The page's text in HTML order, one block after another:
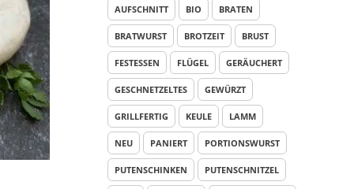
AUFSCHNITT BIO BRATEN
BRATWURST BROTZEIT BRUST
FESTESSEN FLÜGEL GERÄUCHERT
GESCHNETZELTES GEWÜRZT
GRILLFERTIG KEULE LAMM
NEU PANIERT PORTIONSWURST
PUTENSCHINKEN PUTENSCHNITZEL